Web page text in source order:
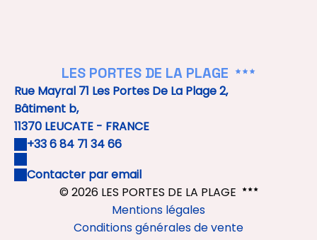
LES PORTES DE LA PLAGE
Rue Mayral 71 Les Portes De La Plage 2,
Bâtiment b,
11370 LEUCATE - FRANCE
+33 6 84 71 34 66
Contacter par email
© 2026 LES PORTES DE LA PLAGE
Mentions légales
Conditions générales de vente